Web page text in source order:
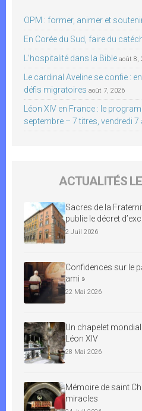
OPM : former, animer et
En Corée du Sud, faire du
L’hospitalité dans la Bible août 8,
Le cardinal Aveline se confie :
défis migratoires août 7, 2026
Léon XIV en France : le
septembre – 7 titres, vendredi 7
ACTUALITÉS
Sacres de la
publie le décret
2 Juil 2026
Confidences sur le
ami »
22 Mai 2026
Un chapelet
Léon XIV
28 Mai 2026
Mémoire de saint
miracles